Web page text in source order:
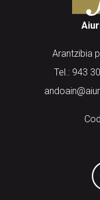
Arantzibia
Tel.: 943